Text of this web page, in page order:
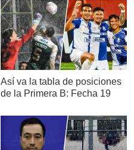
Así va la tabla de posiciones
de la Primera B: Fecha 19